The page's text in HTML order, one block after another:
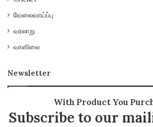
வேலைவாய்ப்பு
வரலாறு
வானிலை
Newsletter
With Product You
Subscribe to our